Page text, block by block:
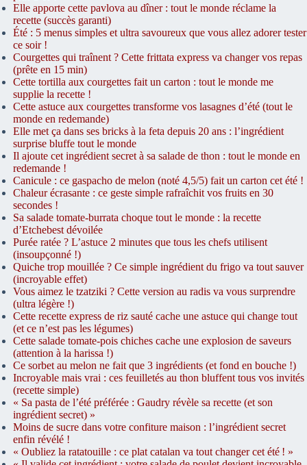
Elle apporte cette pavlova au dîner : tout le monde réclame la
recette (succès garanti)
Été : 5 menus simples et ultra savoureux que vous allez adorer tester
ce soir !
Courgettes qui traînent ? Cette frittata express va changer vos repas
(prête en 15 min)
Cette tortilla aux courgettes fait un carton : tout le monde me
supplie la recette !
Cette astuce aux courgettes transforme vos lasagnes d’été (tout le
monde en redemande)
Elle met ça dans ses bricks à la feta depuis 20 ans : l’ingrédient
surprise bluffe tout le monde
Il ajoute cet ingrédient secret à sa salade de thon : tout le monde en
redemande !
Canicule : ce gaspacho de melon (noté 4,5/5) fait un carton cet été !
Chaleur écrasante : ce geste simple rafraîchit vos fruits en 30
secondes !
Sa salade tomate-burrata choque tout le monde : la recette
d’Etchebest dévoilée
Purée ratée ? L’astuce 2 minutes que tous les chefs utilisent
(insoupçonné !)
Quiche trop mouillée ? Ce simple ingrédient du frigo va tout sauver
(incroyable effet)
Vous aimez le tzatziki ? Cette version au radis va vous surprendre
(ultra légère !)
Cette recette express de riz sauté cache une astuce qui change tout
(et ce n’est pas les légumes)
Cette salade tomate-pois chiches cache une explosion de saveurs
(attention à la harissa !)
Ce sorbet au melon ne fait que 3 ingrédients (et fond en bouche !)
Incroyable mais vrai : ces feuilletés au thon bluffent tous vos invités
(recette simple)
« Sa pasta de l’été préférée : Gaudry révèle sa recette (et son
ingrédient secret) »
Moins de sucre dans votre confiture maison : l’ingrédient secret
enfin révélé !
« Oubliez la ratatouille : ce plat catalan va tout changer cet été ! »